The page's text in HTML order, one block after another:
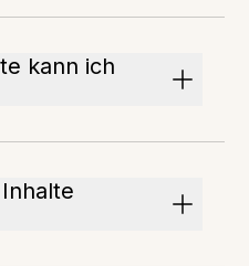
kann ich